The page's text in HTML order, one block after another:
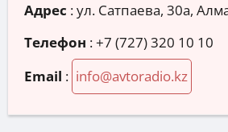
Адрес :ул. Сатпаева, 30а,
Телефон :+7 (727) 320 10 10
Email : info@avtoradio.kz